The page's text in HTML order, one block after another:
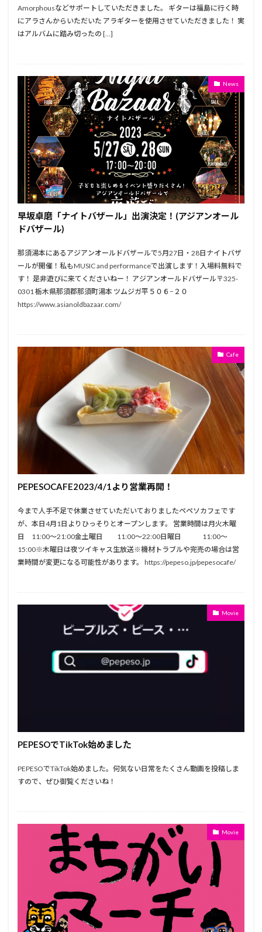
Amorphousなどサポートしていただきました。 ギターは福島に行く時
にアラさんからいただいた アラギターを使用させていただきました！ 実
はアルバムに踏み切ったの […]
News
早坂卓磨「ナイトバザール」出演決定！(アジアンオール
ドバザール)
那須湯本にあるアジアンオールドバザールで5月27日・28日ナイトバザ
ールが開催！私もMUSIC and performanceで出演します！入場料無料で
す！ 是非遊びに来てくださいねー！ アジアンオールドバザール〒325-
0301 栃木県那須郡那須町湯本 ツムジガ平５０６−２０
https://www.asianoldbazaar.com/
Cafe
PEPESOCAFE2023/4/1より営業再開！
今まで人手不足で休業させていただいておりましたペペソカフェです
が、本日4月1日よりひっそりとオープンします。 営業時間は月火木曜
日 11:00〜21:00金土曜日 11:00〜22:00日曜日 11:00〜
15:00※木曜日は夜ツイキャス生放送※機材トラブルや完売の場合は営
業時間が変更になる可能性があります。 https://pepeso.jp/pepesocafe/
Movie
PEPESOでTikTok始めました
PEPESOでTikTok始めました。何気ない日常をたくさん動画を投稿しま
すので、ぜひ御覧くださいね！
Movie